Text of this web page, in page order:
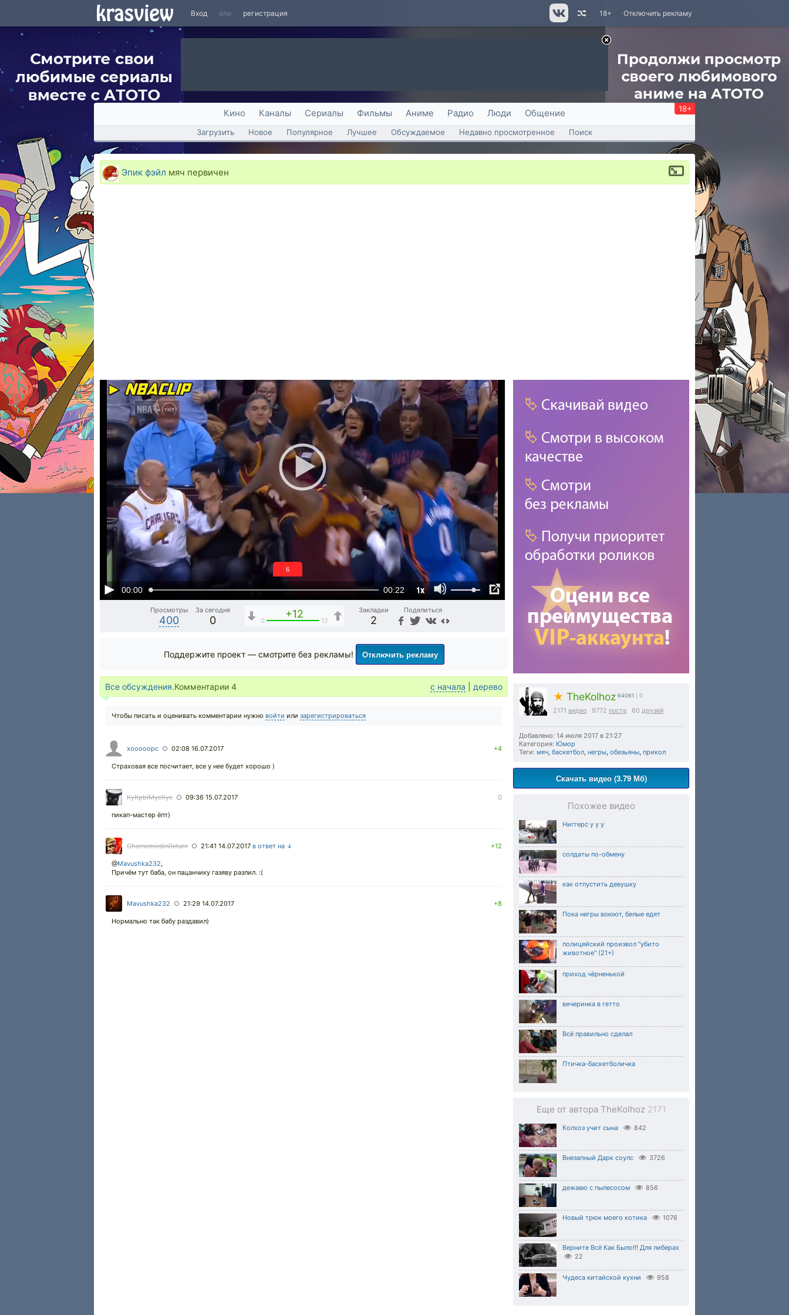
Вход или регистрация Отключить рекламу
18+
Кино Каналы Сериалы Фильмы Аниме Радио Люди Общение 18+
Загрузить Новое Популярное Лучшее Обсуждаемое Недавно просмотренное Поиск
Эпик фэйл мяч первичен
00:00 00:22 1x
5
Просмотры
400
За сегодня
0
+12
0 12
Закладки
2
Поделиться
★ TheKolhoz 64061 | 0
2171 видео 9772 поста 60 друзей
Добавлено: 14 июля 2017 в 21:27
Категория: Юмор
Теги: мяч, баскетбол, негры, обезьяны, прикол
Скачать видео (3.79 Мб)
Похожее видео
Ниггерс у у у
солдаты по-обмену
как отпустить девушку
Пока негры воюют, белые едят
полицейский произвол "убито
животное" (21+)
приход чёрненькой
вечеринка в гетто
Всё правильно сделал
Птичка-баскетболичка
Еще от автора TheKolhoz 2171
Колхоз учит сына 842
Внезапный Дарк соулс 3726
дежавю с пылесосом 856
Новый трюк моего котика 1076
Верните Всё Как Было!!! Для либерах
22
Чудеса китайской кухни 958
Поддержите проект — смотрите без рекламы! Отключить рекламу
Все обсуждения.Комментарии 4 с начала дерево
Чтобы писать и оценивать комментарии нужно войти или зарегистрироваться
xooooopc ○ 02:08 16.07.2017 +4
Страховая все посчитает, все у нее будет хорошо )
KyKpbIMycKyc ○ 09:36 15.07.2017 0
пикап-мастер ёпт)
ChernomirdinReturn ○ 21:41 14.07.2017 в ответ на ↓ +12
@Mavushka232,
Причём тут баба, он пацанчику газяву разлил. :(
Mavushka232 ○ 21:29 14.07.2017 +8
Нормально так бабу раздавил)